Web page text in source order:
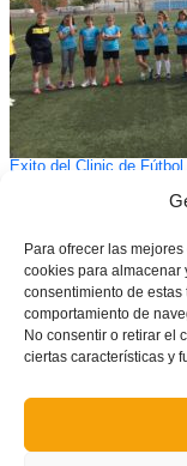
Para ofrecer las
cookies para almacenar
consentimiento de estas
comportamiento de
No consentir o retirar el
ciertas características y
Exito del Clinic de